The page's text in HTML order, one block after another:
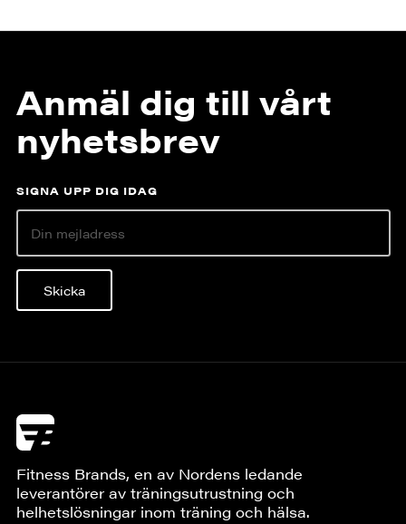
Anmäl dig till vårt
nyhetsbrev
SIGNA UPP DIG IDAG
Skicka
Fitness Brands, en av Nordens ledande
leverantörer av träningsutrustning och
helhetslösningar inom träning och hälsa.